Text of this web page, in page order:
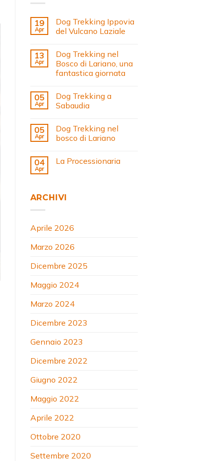
19
Apr
Dog Trekking Ippovia
del Vulcano Laziale
13
Apr
Dog Trekking nel
Bosco di Lariano, una
fantastica giornata
05
Apr
Dog Trekking a
Sabaudia
05
Apr
Dog Trekking nel
bosco di Lariano
04
Apr
La Processionaria
ARCHIVI
Aprile 2026
Marzo 2026
Dicembre 2025
Maggio 2024
Marzo 2024
Dicembre 2023
Gennaio 2023
Dicembre 2022
Giugno 2022
Maggio 2022
Aprile 2022
Ottobre 2020
Settembre 2020